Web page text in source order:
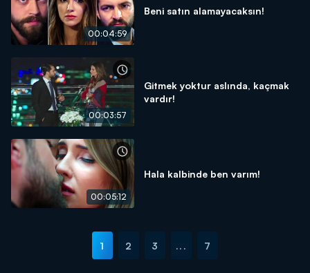
00:04:59
Beni satın alamayacaksın!
00:03:57
Gitmek yoktur aslında, kaçmak
vardır!
00:05:12
Hala kalbinde ben varım!
1 2 3 ... 7